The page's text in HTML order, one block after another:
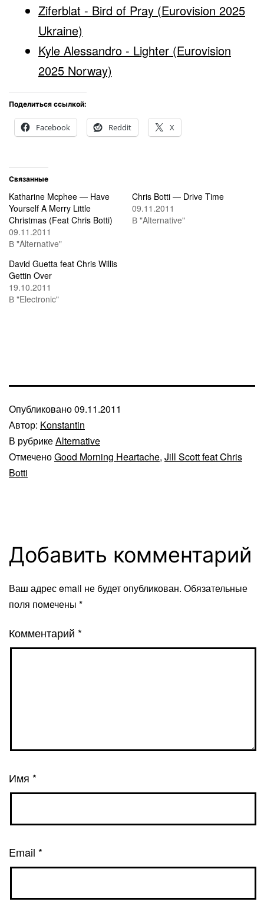
Ziferblat - Bird of Pray (Eurovision 2025
Ukraine)
Kyle Alessandro - Lighter (Eurovision
2025 Norway)
Поделиться ссылкой:
Facebook Reddit X
Связанные
Katharine Mcphee — Have
Yourself A Merry Little
Christmas (Feat Chris Botti)
09.11.2011
В "Alternative"
Chris Botti — Drive Time
09.11.2011
В "Alternative"
David Guetta feat Chris Willis
Gettin Over
19.10.2011
В "Electronic"
Опубликовано09.11.2011
Автор: Konstantin
В рубрикеAlternative
ОтмеченоGood Morning Heartache, Jill Scott feat Chris
Botti
Добавить комментарий
Ваш адрес email не будет опубликован. Обязательные
поля помечены *
Комментарий *
Имя *
Email *